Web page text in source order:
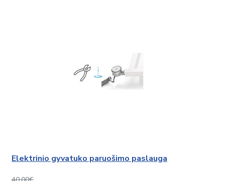
Elektrinio gyvatuko paruošimo paslauga